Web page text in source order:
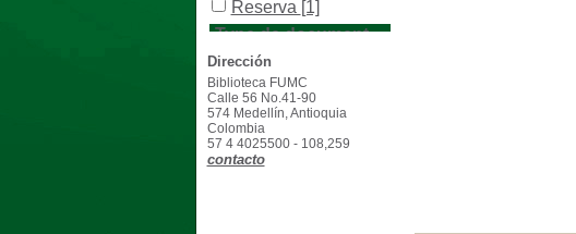
Reserva [1]
Type de document
texto impreso
Dirección
Biblioteca FUMC
Calle 56 No.41-90
574 Medellín, Antioquia
Colombia
57 4 4025500 - 108,259
contacto